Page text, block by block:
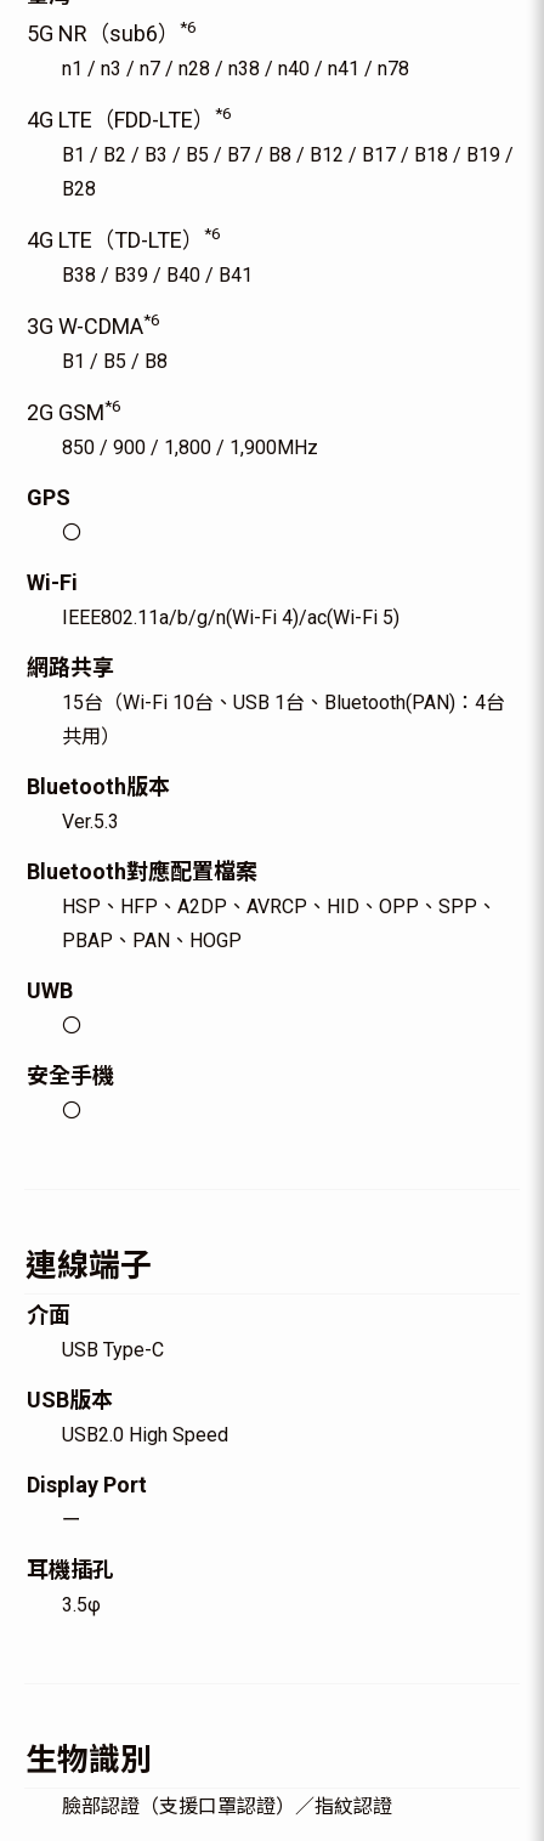
5G NR（sub6）
*6
n1 / n3 / n7 / n28 / n38 / n40 / n41 / n78
4G LTE（FDD-LTE） *6
B1 / B2 / B3 / B5 / B7 / B8 / B12 / B17 / B18 / B19 /
B28
4G LTE（TD-LTE） *6
B38 / B39 / B40 / B41
3G W-CDMA*6
B1 / B5 / B8
2G GSM*6
850 / 900 / 1,800 / 1,900MHz
GPS
〇
Wi-Fi
IEEE802.11a/b/g/n(Wi-Fi 4)/ac(Wi-Fi 5)
網路共享
15台（Wi-Fi 10台、USB 1台、Bluetooth(PAN)：4台
共用）
Bluetooth版本
Ver.5.3
Bluetooth對應配置檔案
HSP、HFP、A2DP、AVRCP、HID、OPP、SPP、
PBAP、PAN、HOGP
UWB
〇
安全手機
〇
連線端子
介面
USB Type-C
USB版本
USB2.0 High Speed
Display Port
ー
耳機插孔
3.5φ
生物識別
臉部認證（支援口罩認證）／指紋認證